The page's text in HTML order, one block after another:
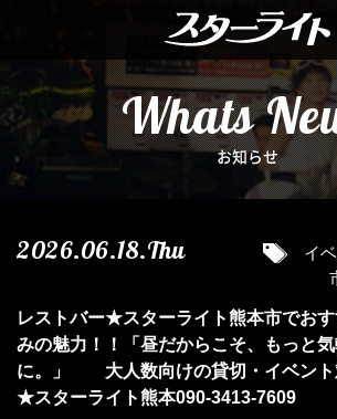
Whats
お知らせ
2026.06.18.Thu イ
レストバー★スターライト熊本市でお
みの魅力！！「昼だからこそ、もっと
に。」 大人数向けの貸切・イベン
★スターライト熊本090-3413-7609